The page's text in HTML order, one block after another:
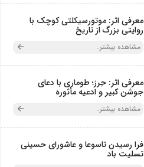
معرفی اثر: موتورسیکلتی کوچک با
روایتی بزرگ از تاریخ
مشاهده بیشتر..
معرفی اثر: حِرز؛ طوماری با دعای
جوشن کبیر و ادعیه مأثوره
مشاهده بیشتر..
فرا رسیدن تاسوعا و عاشورای حسینی
تسلیت باد